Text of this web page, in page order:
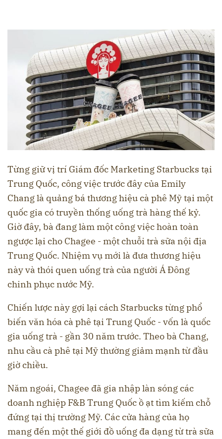
Từng giữ vị trí Giám đốc Marketing Starbucks tại
Trung Quốc, công việc trước đây của Emily
Chang là quảng bá thương hiệu cà phê Mỹ tại một
quốc gia có truyền thống uống trà hàng thế kỷ.
Giờ đây, bà đang làm một công việc hoàn toàn
ngược lại cho Chagee - một chuỗi trà sữa nội địa
Trung Quốc. Nhiệm vụ mới là đưa thương hiệu
này và thói quen uống trà của người Á Đông
chinh phục nước Mỹ.
Chiến lược này gợi lại cách Starbucks từng phổ
biến văn hóa cà phê tại Trung Quốc - vốn là quốc
gia uống trà - gần 30 năm trước. Theo bà Chang,
nhu cầu cà phê tại Mỹ thường giảm mạnh từ đầu
giờ chiều.
Năm ngoái, Chagee đã gia nhập làn sóng các
doanh nghiệp F&B Trung Quốc ồ ạt tìm kiếm chỗ
đứng tại thị trường Mỹ. Các cửa hàng của họ
mang đến một thế giới đồ uống đa dạng từ trà sữa